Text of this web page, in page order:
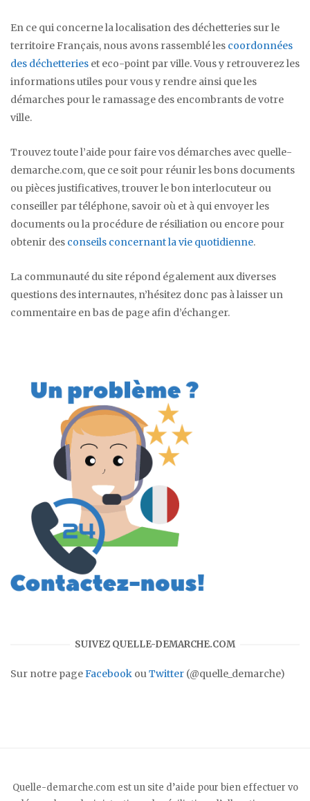
En ce qui concerne la localisation des déchetteries sur le
territoire Français, nous avons rassemblé les coordonnées
des déchetteries et eco-point par ville. Vous y retrouverez les
informations utiles pour vous y rendre ainsi que les
démarches pour le ramassage des encombrants de votre
ville.
Trouvez toute l’aide pour faire vos démarches avec quelle-
demarche.com, que ce soit pour réunir les bons documents
ou pièces justificatives, trouver le bon interlocuteur ou
conseiller par téléphone, savoir où et à qui envoyer les
documents ou la procédure de résiliation ou encore pour
obtenir des conseils concernant la vie quotidienne.
La communauté du site répond également aux diverses
questions des internautes, n’hésitez donc pas à laisser un
commentaire en bas de page afin d’échanger.
SUIVEZ QUELLE-DEMARCHE.COM
Sur notre pageFacebook ouTwitter (@quelle_demarche)
Quelle-demarche.com est un site d’aide pour bien effectuer vo